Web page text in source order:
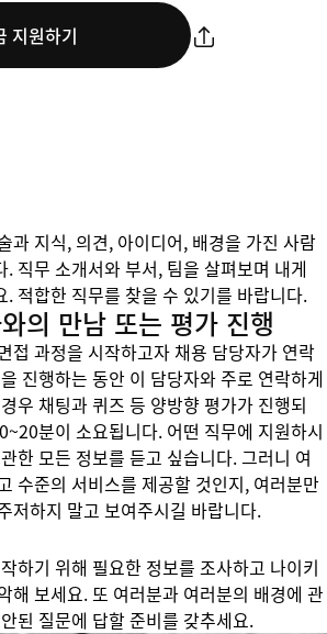
지원하기
과 지식, 의견, 아이디어, 배경을 가진 사람
직무 소개서와 부서, 팀을 살펴보며 내게
. 적합한 직무를 찾을 수 있기를 바랍니다.
의 만남 또는 평가 진행
접 과정을 시작하고자 채용 담당자가 연락
진행하는 동안 이 담당자와 주로 연락하게
우 채팅과 퀴즈 등 양방향 평가가 진행되
분이 소요됩니다. 어떤 직무에 지원하시
한 모든 정보를 듣고 싶습니다. 그러니 여
수준의 서비스를 제공할 것인지, 여러분만
저하지 말고 보여주시길 바랍니다.
하기 위해 필요한 정보를 조사하고 나이키
해 보세요. 또 여러분과 여러분의 배경에 관
된 질문에 답할 준비를 갖추세요.